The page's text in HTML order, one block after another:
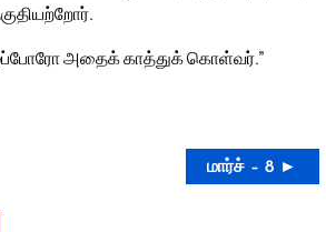
அதைக் காத்துக் கொள்வர்.”
மார்ச் – 8 ►